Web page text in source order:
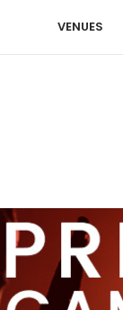
VENUES